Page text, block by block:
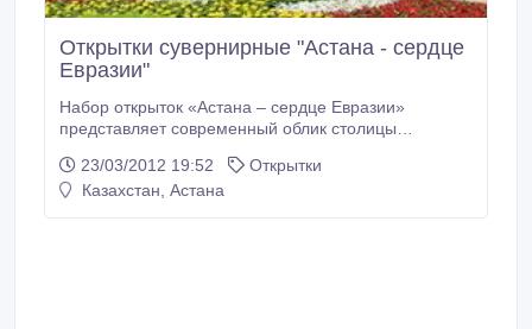
Открытки сувернирные "Астана - сердце
Евразии"
Набор открыток «Астана – сердце Евразии»
представляет современный облик столицы
зданиями, социально-культурными комплексами,
широкими проспектами и площадями. Редактор:
23/03/2012 19:52
Открытки
Казахстан, Астана